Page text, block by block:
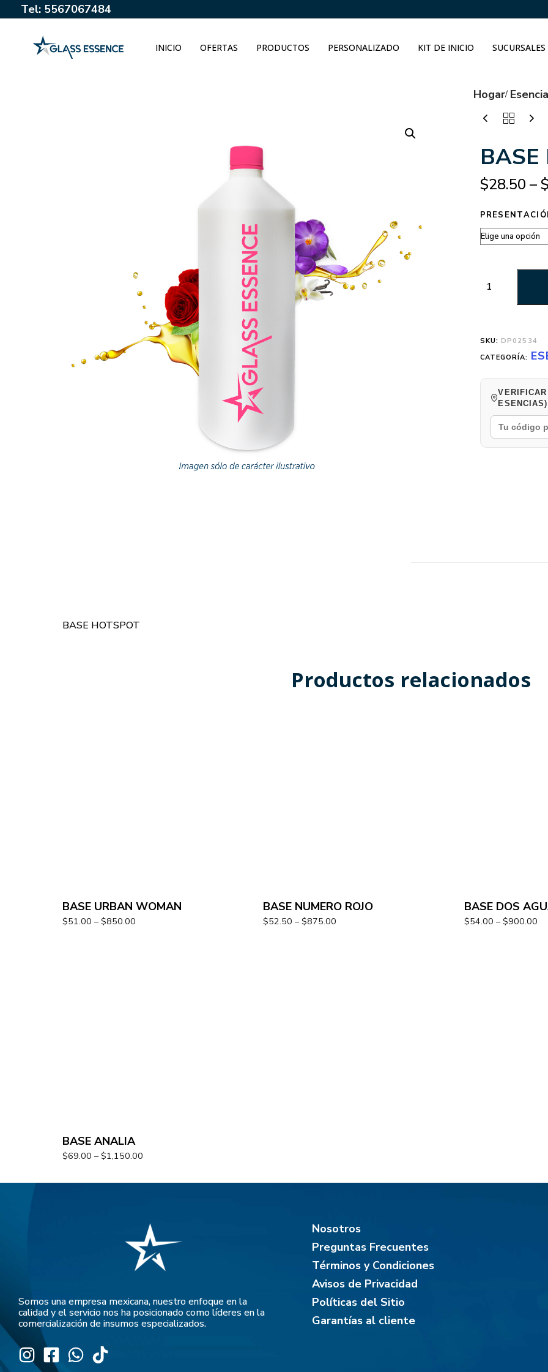
Tel: 5567067484
INICIO OFERTAS PRODUCTOS PERSONALIZADO KIT DE INICIO SUCURSALES
Hogar
BASE
$28.50 –
SKU: DP02534
CATEGORÍA:
ESENCIAS)
BASE HOTSPOT
Productos relacionados
BASE URBAN WOMAN
$51.00 – $850.00
BASE NUMERO ROJO
$52.50 – $875.00
BASE DOS
$54.00 – $900.00
BASE ANALIA
$69.00 – $1,150.00
Somos una empresa mexicana, nuestro enfoque en la
calidad y el servicio nos ha posicionado como líderes en la
comercialización de insumos especializados.
Nosotros
Preguntas Frecuentes
Términos y Condiciones
Avisos de Privacidad
Políticas del Sitio
Garantías al cliente